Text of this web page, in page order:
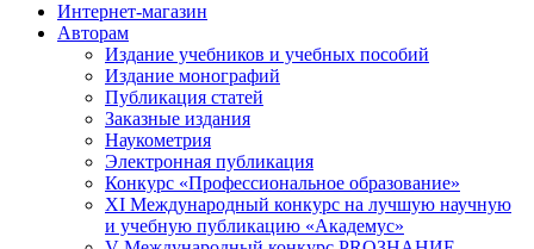
Интернет-магазин
Авторам
Издание учебников и учебных пособий
Издание монографий
Публикация статей
Заказные издания
Наукометрия
Электронная публикация
Конкурс «Профессиональное образование»
XI Международный конкурс на лучшую научную
и учебную публикацию «Академус»